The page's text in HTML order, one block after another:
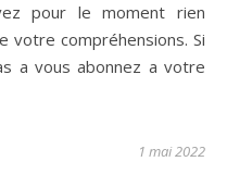
pour le moment rien
votre compréhensions. Si
a vous abonnez a votre
1 mai 2022